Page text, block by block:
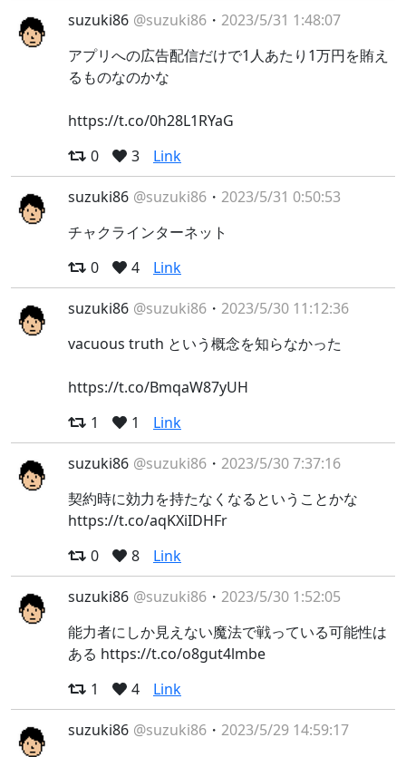
suzuki86 @suzuki86 ・ 2023/5/31 1:48:07
アプリへの広告配信だけで1人あたり1万円を賄え
るものなのかな
https://t.co/0h28L1RYaG
0
3 Link
suzuki86 @suzuki86 ・ 2023/5/31 0:50:53
チャクラインターネット
0
4 Link
suzuki86 @suzuki86 ・ 2023/5/30 11:12:36
vacuous truth という概念を知らなかった
https://t.co/BmqaW87yUH
1
1 Link
suzuki86 @suzuki86 ・ 2023/5/30 7:37:16
契約時に効力を持たなくなるということかな
https://t.co/aqKXiIDHFr
0
8 Link
suzuki86 @suzuki86 ・ 2023/5/30 1:52:05
能力者にしか見えない魔法で戦っている可能性は
ある https://t.co/o8gut4lmbe
1
4 Link
suzuki86 @suzuki86 ・ 2023/5/29 14:59:17